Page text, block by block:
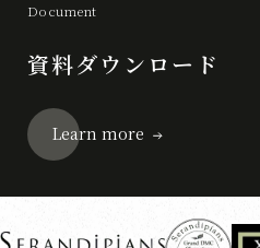
Document
資料ダウンロード
Learn more